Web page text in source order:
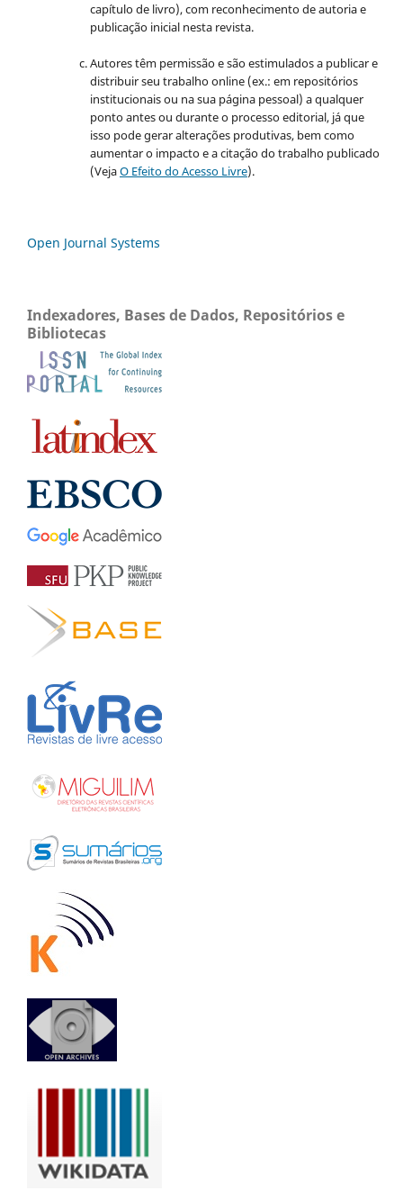
capítulo de livro), com reconhecimento de autoria e
publicação inicial nesta revista.
Autores têm permissão e são estimulados a publicar e
distribuir seu trabalho online (ex.: em repositórios
institucionais ou na sua página pessoal) a qualquer
ponto antes ou durante o processo editorial, já que
isso pode gerar alterações produtivas, bem como
aumentar o impacto e a citação do trabalho publicado
(VejaO Efeito do Acesso Livre).
Open Journal Systems
Indexadores, Bases de Dados, Repositórios e
Bibliotecas